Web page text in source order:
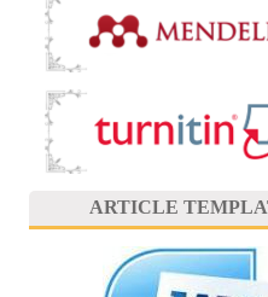
ARTICLE